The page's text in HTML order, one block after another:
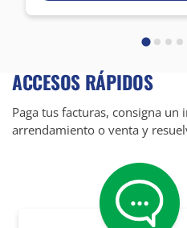
ACCESOS RÁPIDOS
Paga tus facturas, consigna un
arrendamiento o venta y